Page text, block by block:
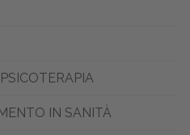
IN SANITÀ